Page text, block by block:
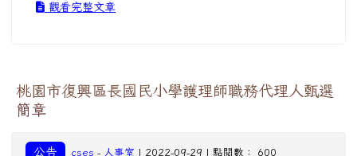
觀看完整文章
桃園市復興區長國民小學護理師職務代理人甄選
簡章
公告 cses - 人事室 | 2022-09-29 | 點閱數： 600